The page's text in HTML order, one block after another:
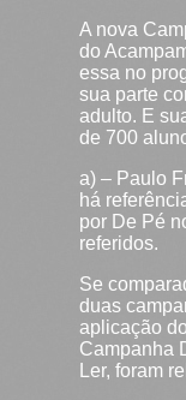
A nova
do
essa no
sua parte
adulto. E
de 700
a) – Paulo
há
por De Pé
referidos.
Se
duas
aplicação
Campanha
Ler, foram